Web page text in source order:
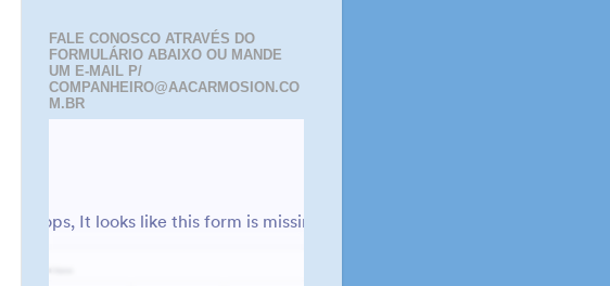
FALE CONOSCO ATRAVÉS DO
FORMULÁRIO ABAIXO OU MANDE
UM E-MAIL P/
COMPANHEIRO@AACARMOSION.CO
M.BR